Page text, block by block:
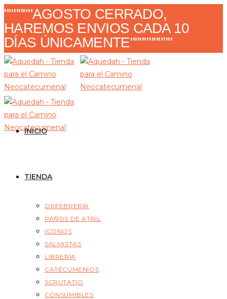
Ir
al
contenido
""""""AGOSTO CERRADO,
HAREMOS ENVIOS CADA 10
DÍAS ÚNICAMENTE"""""""""
INICIO
TIENDA
ORFEBRERÍA
PAÑOS DE ATRIL
ICONOS
SALMISTAS
LIBRERÍA
CATECUMENIOS
SCRUTATIO
CONSUMIBLES